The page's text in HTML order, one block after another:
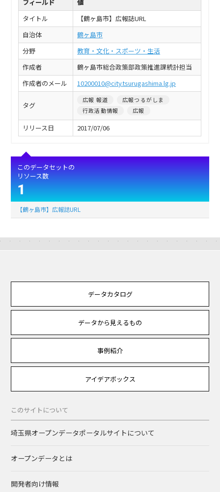
フィールド
値
タイトル
【鶴ヶ島市】広報誌URL
自治体
鶴ヶ島市
分野
教育・文化・スポーツ・生活
作成者
鶴ヶ島市総合政策部政策推進課統計担当
作成者のメール
10200010@city.tsurugashima.lg.jp
タグ
広報 報道
広報つるがしま
行政活動情報
広報
リリース日 2017/07/06
このデータセットの
リソース数
1
【鶴ヶ島市】広報誌URL
データカタログ
データから見えるもの
事例紹介
アイデアボックス
このサイトについて
埼玉県オープンデータポータルサイトについて
オープンデータとは
開発者向け情報